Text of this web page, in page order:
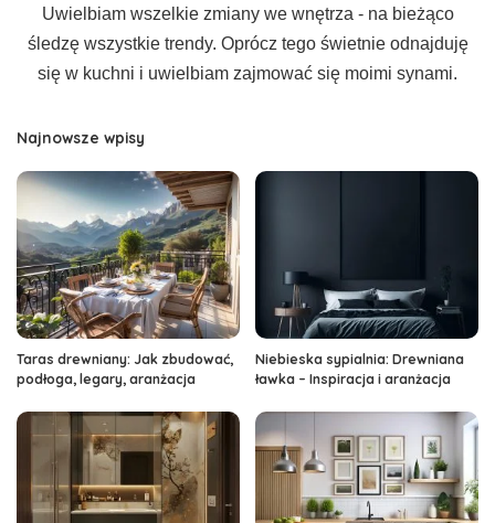
Uwielbiam wszelkie zmiany we wnętrza - na bieżąco
śledzę wszystkie trendy. Oprócz tego świetnie odnajduję
się w kuchni i uwielbiam zajmować się moimi synami.
Najnowsze wpisy
Taras drewniany: Jak zbudować,
podłoga, legary, aranżacja
Niebieska sypialnia: Drewniana
ławka – Inspiracja i aranżacja